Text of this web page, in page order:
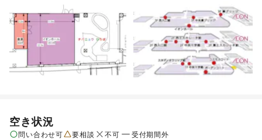
空き状況
問い合わせ可 要相談 不可 受付期間外